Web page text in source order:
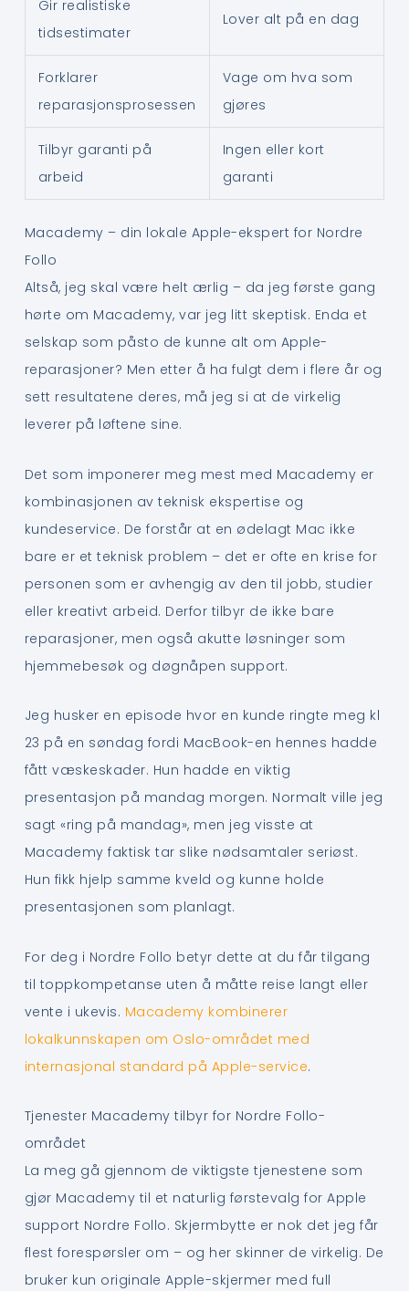
Gir realistiske
tidsestimater
Lover alt på en dag
Forklarer
reparasjonsprosessen
Vage om hva som
gjøres
Tilbyr garanti på
arbeid
Ingen eller kort
garanti
Macademy – din lokale Apple-ekspert for Nordre
Follo
Altså, jeg skal være helt ærlig – da jeg første gang
hørte om Macademy, var jeg litt skeptisk. Enda et
selskap som påsto de kunne alt om Apple-
reparasjoner? Men etter å ha fulgt dem i flere år og
sett resultatene deres, må jeg si at de virkelig
leverer på løftene sine.
Det som imponerer meg mest med Macademy er
kombinasjonen av teknisk ekspertise og
kundeservice. De forstår at en ødelagt Mac ikke
bare er et teknisk problem – det er ofte en krise for
personen som er avhengig av den til jobb, studier
eller kreativt arbeid. Derfor tilbyr de ikke bare
reparasjoner, men også akutte løsninger som
hjemmebesøk og døgnåpen support.
Jeg husker en episode hvor en kunde ringte meg kl
23 på en søndag fordi MacBook-en hennes hadde
fått væskeskader. Hun hadde en viktig
presentasjon på mandag morgen. Normalt ville jeg
sagt «ring på mandag», men jeg visste at
Macademy faktisk tar slike nødsamtaler seriøst.
Hun fikk hjelp samme kveld og kunne holde
presentasjonen som planlagt.
For deg i Nordre Follo betyr dette at du får tilgang
til toppkompetanse uten å måtte reise langt eller
vente i ukevis. Macademy kombinerer
lokalkunnskapen om Oslo-området med
internasjonal standard på Apple-service.
Tjenester Macademy tilbyr for Nordre Follo-
området
La meg gå gjennom de viktigste tjenestene som
gjør Macademy til et naturlig førstevalg for Apple
support Nordre Follo. Skjermbytte er nok det jeg får
flest forespørsler om – og her skinner de virkelig. De
bruker kun originale Apple-skjermer med full